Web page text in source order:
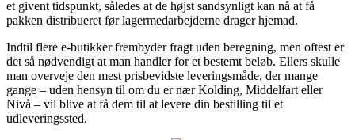
et givent tidspunkt, således at de højst sandsynligt kan nå at få
pakken distribueret før lagermedarbejderne drager hjemad.
Indtil flere e-butikker frembyder fragt uden beregning, men oftest er
det så nødvendigt at man handler for et bestemt beløb. Ellers skulle
man overveje den mest prisbevidste leveringsmåde, der mange
gange – uden hensyn til om du er nær Kolding, Middelfart eller
Nivå – vil blive at få dem til at levere din bestilling til et
udleveringssted.